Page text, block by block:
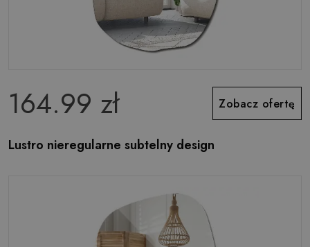
164.99 zł Zobacz ofertę
Lustro nieregularne subtelny design